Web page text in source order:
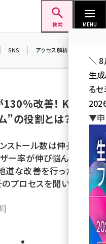
検索 MENU
SNS アクセス解析／データ分析
％改善！ KDDI
”の役割とは？
ストール数は伸長する
ー率が伸び悩んでい
道な改善を行ったとこ
プロセスを聞いた。
]
＼ 8
生
る
▼申